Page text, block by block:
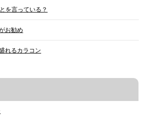
を言っている？
お勧め
れるカラコン